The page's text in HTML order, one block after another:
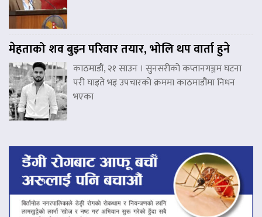
मेहताको शव बुझ्न परिवार तयार, भोलि थप वार्ता हुने
काठमाडौं, २१ साउन । सुनसरीको कप्तानगञ्जम घटना
परी घाइते भइ उपचारको क्रममा काठमाडौंमा निधन
भएका